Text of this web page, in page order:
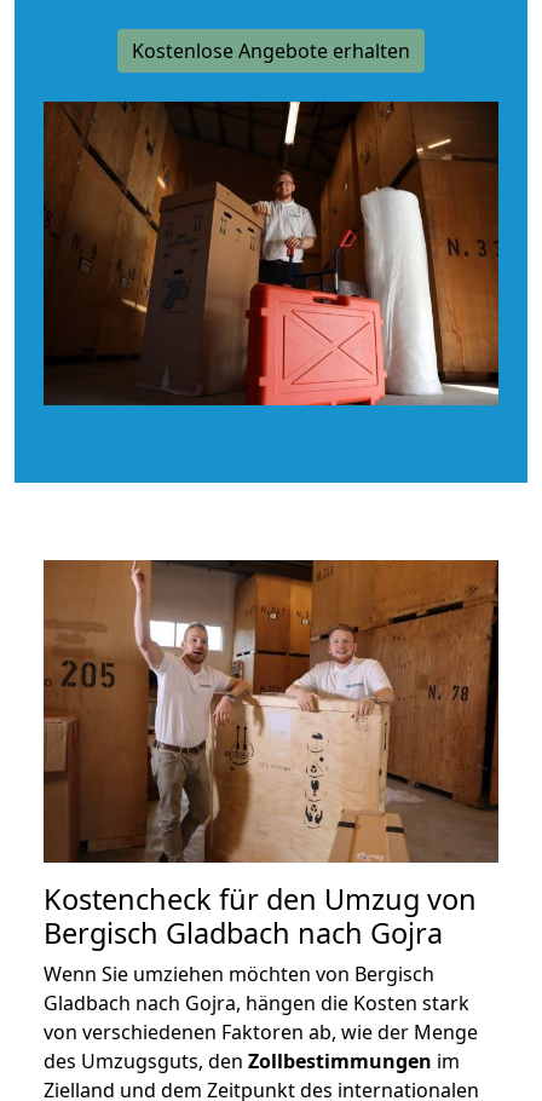
Kostenlose Angebote erhalten
Kostencheck für den Umzug von
Bergisch Gladbach nach Gojra
Wenn Sie umziehen möchten von Bergisch
Gladbach nach Gojra, hängen die Kosten stark
von verschiedenen Faktoren ab, wie der Menge
des Umzugsguts, den Zollbestimmungen im
Zielland und dem Zeitpunkt des internationalen